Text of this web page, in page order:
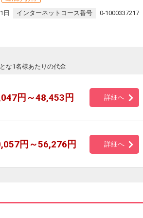
日
インターネットコース番号 0-1000337217
な1名様あたりの代金
円～48,453円 詳細へ
円～56,276円 詳細へ